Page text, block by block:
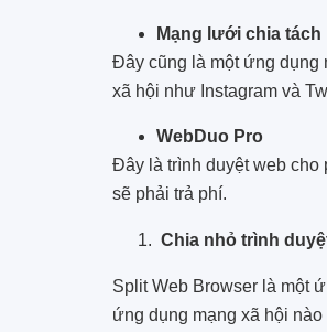
Mạng lưới chia tách
Đây cũng là một ứng dụng
xã hội như Instagram và
WebDuo Pro
Đây là trình duyệt web cho
sẽ phải trả phí.
Chia nhỏ trình
Split Web Browser là một
ứng dụng mạng xã hội